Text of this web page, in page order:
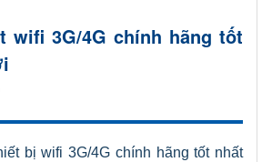
wifi 3G/4G chính hãng tốt
bị wifi 3G/4G chính hãng tốt nhất